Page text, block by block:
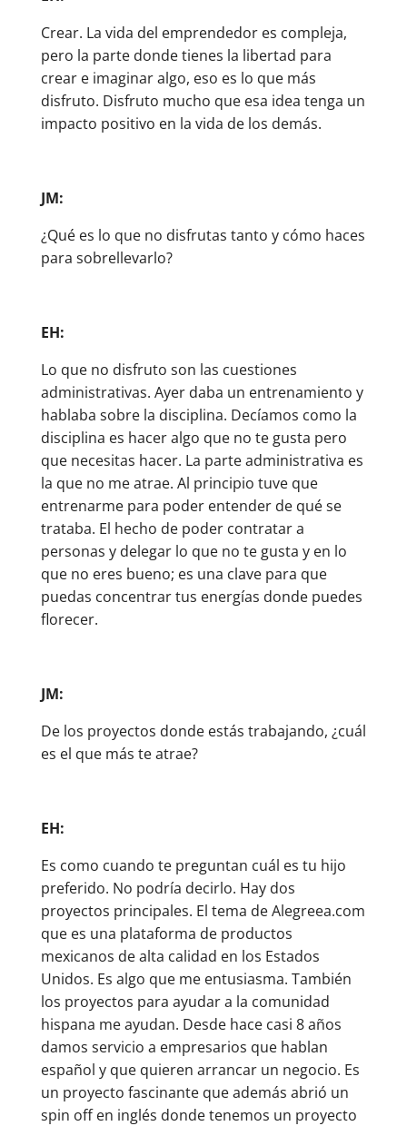
Crear. La vida del emprendedor es compleja,
pero la parte donde tienes la libertad para
crear e imaginar algo, eso es lo que más
disfruto. Disfruto mucho que esa idea tenga un
impacto positivo en la vida de los demás.
JM:
¿Qué es lo que no disfrutas tanto y cómo haces
para sobrellevarlo?
EH:
Lo que no disfruto son las cuestiones
administrativas. Ayer daba un entrenamiento y
hablaba sobre la disciplina. Decíamos como la
disciplina es hacer algo que no te gusta pero
que necesitas hacer. La parte administrativa es
la que no me atrae. Al principio tuve que
entrenarme para poder entender de qué se
trataba. El hecho de poder contratar a
personas y delegar lo que no te gusta y en lo
que no eres bueno; es una clave para que
puedas concentrar tus energías donde puedes
florecer.
JM:
De los proyectos donde estás trabajando, ¿cuál
es el que más te atrae?
EH:
Es como cuando te preguntan cuál es tu hijo
preferido. No podría decirlo. Hay dos
proyectos principales. El tema de Alegreea.com
que es una plataforma de productos
mexicanos de alta calidad en los Estados
Unidos. Es algo que me entusiasma. También
los proyectos para ayudar a la comunidad
hispana me ayudan. Desde hace casi 8 años
damos servicio a empresarios que hablan
español y que quieren arrancar un negocio. Es
un proyecto fascinante que además abrió un
spin off en inglés donde tenemos un proyecto